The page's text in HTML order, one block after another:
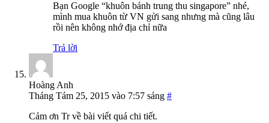
Bạn Google “khuôn bánh trung thu singapore” nhé,
mình mua khuôn từ VN gửi sang nhưng mà cũng lâu
rồi nên không nhớ địa chỉ nữa
Trả lời
Hoàng Anh
Tháng Tám 25, 2015 vào 7:57 sáng #
Cảm ơn Tr về bài viết quá chi tiết.